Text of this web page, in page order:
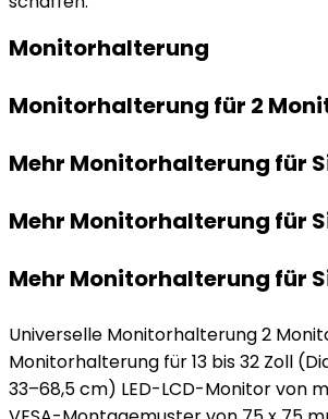
Monitorhalterung
Monitorhalterung für 2
Mehr Monitorhalterung für
Mehr Monitorhalterung für
Mehr Monitorhalterung für
Universelle Monitorhalterung 2
Monitorhalterung für 13 bis 32 Zoll
33–68,5 cm) LED-LCD-Monitor von